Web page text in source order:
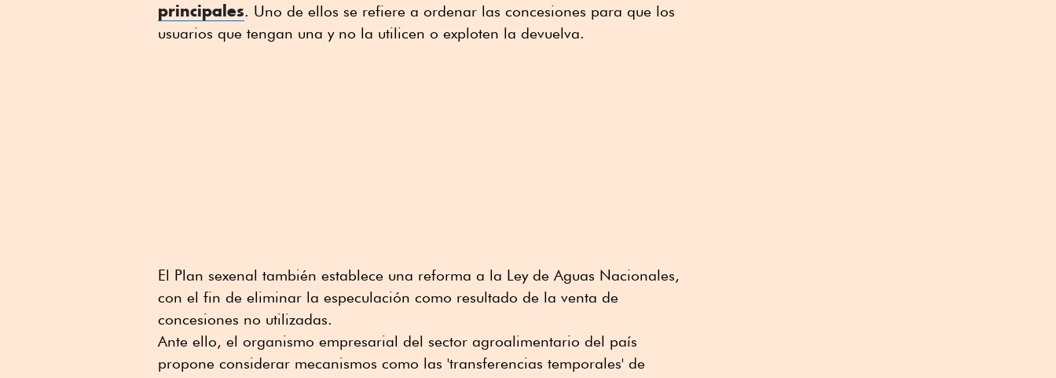
principales. Uno de ellos se refiere a ordenar las concesiones para que los
usuarios que tengan una y no la utilicen o exploten la devuelva.
El Plan sexenal también establece una reforma a la Ley de Aguas Nacionales,
con el fin de eliminar la especulación como resultado de la venta de
concesiones no utilizadas.
Ante ello, el organismo empresarial del sector agroalimentario del país
propone considerar mecanismos como las 'transferencias temporales' de